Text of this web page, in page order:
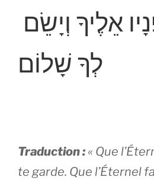
אֵלֶיךָ וְיָשֵׂם
Traduction : « Que
te garde. Que l’Éternel